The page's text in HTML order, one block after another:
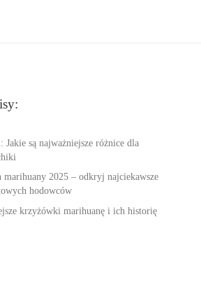
są najważniejsze różnice dla
marihuany 2025 – odkryj najciekawsze
hodowców
krzyżówki marihuanę i ich historię